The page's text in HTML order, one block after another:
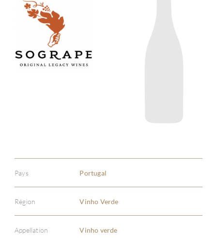
Pays Portugal
Région Vinho Verde
Appellation Vinho verde